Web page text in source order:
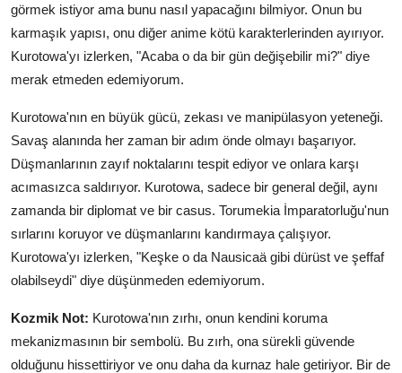
görmek istiyor ama bunu nasıl yapacağını bilmiyor. Onun bu
karmaşık yapısı, onu diğer anime kötü karakterlerinden ayırıyor.
Kurotowa'yı izlerken, "Acaba o da bir gün değişebilir mi?" diye
merak etmeden edemiyorum.
Kurotowa'nın en büyük gücü, zekası ve manipülasyon yeteneği.
Savaş alanında her zaman bir adım önde olmayı başarıyor.
Düşmanlarının zayıf noktalarını tespit ediyor ve onlara karşı
acımasızca saldırıyor. Kurotowa, sadece bir general değil, aynı
zamanda bir diplomat ve bir casus. Torumekia İmparatorluğu'nun
sırlarını koruyor ve düşmanlarını kandırmaya çalışıyor.
Kurotowa'yı izlerken, "Keşke o da Nausicaä gibi dürüst ve şeffaf
olabilseydi" diye düşünmeden edemiyorum.
Kozmik Not: Kurotowa'nın zırhı, onun kendini koruma
mekanizmasının bir sembolü. Bu zırh, ona sürekli güvende
olduğunu hissettiriyor ve onu daha da kurnaz hale getiriyor. Bir de